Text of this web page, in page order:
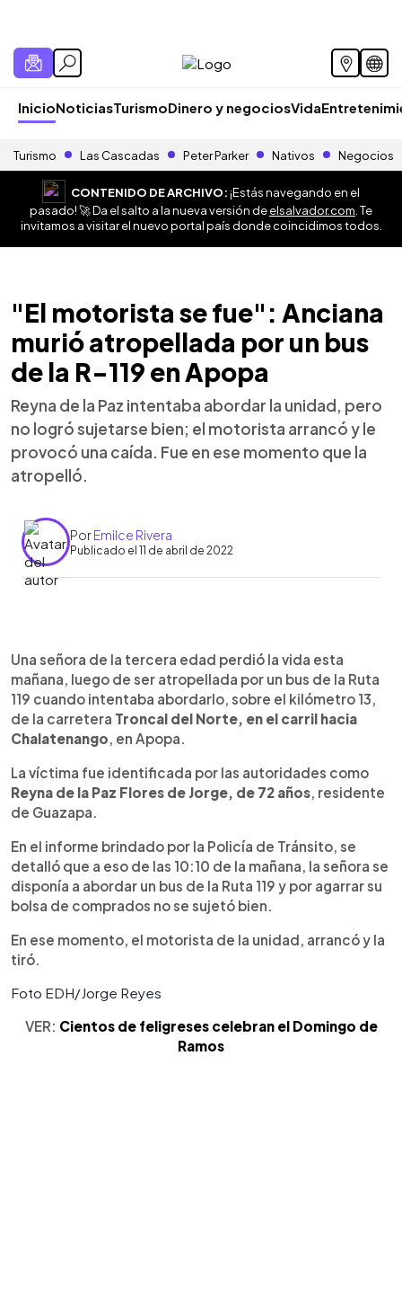
InicioNoticiasTurismoDinero y negociosVida
Turismo Las Cascadas Peter Parker Nativos Negocios
CONTENIDO DE ARCHIVO:¡Estás navegando en el
pasado! 🚀 Da el salto a la nueva versión deelsalvador.com . Te
invitamos a visitar el nuevo portal país donde coincidimos todos.
"El motorista se fue": Anciana
murió atropellada por un bus
de la R-119 en Apopa
Reyna de la Paz intentaba abordar la unidad, pero
no logró sujetarse bien; el motorista arrancó y le
provocó una caída. Fue en ese momento que la
atropelló.
PorEmilce Rivera
Publicado el 11 de abril de 2022
► Escuchar artículo
Una señora de la tercera edad perdió la vida esta
mañana, luego de ser atropellada por un bus de la Ruta
119 cuando intentaba abordarlo, sobre el kilómetro 13,
de la carretera Troncal del Norte, en el carril hacia
Chalatenango, en Apopa.
La víctima fue identificada por las autoridades como
Reyna de la Paz Flores de Jorge, de 72 años, residente
de Guazapa.
En el informe brindado por la Policía de Tránsito, se
detalló que a eso de las 10:10 de la mañana, la señora se
disponía a abordar un bus de la Ruta 119 y por agarrar su
bolsa de comprados no se sujetó bien.
En ese momento, el motorista de la unidad, arrancó y la
tiró.
Foto EDH/Jorge Reyes
VER: Cientos de feligreses celebran el Domingo de
Ramos